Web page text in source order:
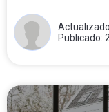
Publicado: